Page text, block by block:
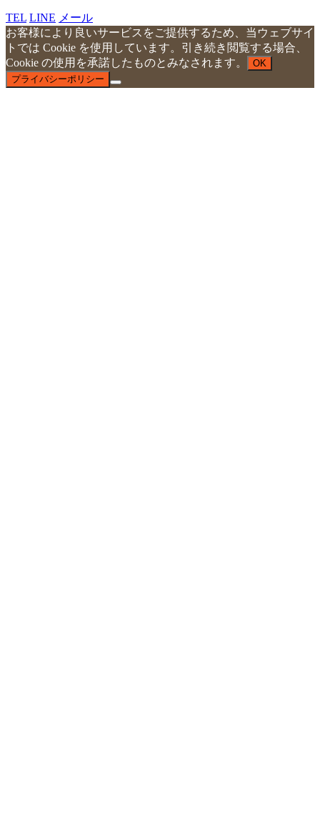
TEL LINE メール
お客様により良いサービスをご提供するため、当ウェブサイ
トでは Cookie を使用しています。引き続き閲覧する場合、
Cookie の使用を承諾したものとみなされます。
OK
プライバシーポリシー